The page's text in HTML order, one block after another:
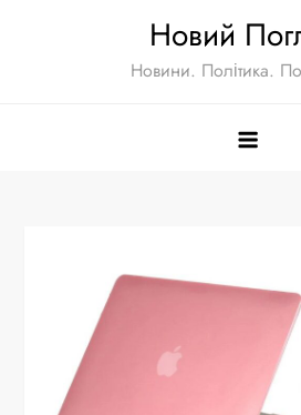
Новий
Новини. Політика.